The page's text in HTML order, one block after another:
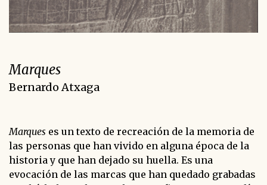
Marques
Bernardo Atxaga
Marques es un texto de recreación de la memoria de
las personas que han vivido en alguna época de la
historia y que han dejado su huella. Es una
evocación de las marcas que han quedado grabadas